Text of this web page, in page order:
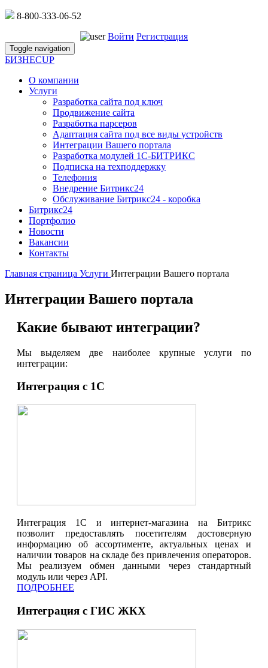
8-800-333-06-52
Войти Регистрация
Toggle navigation
БИЗНЕСUP
О компании
Услуги
Разработка сайта под ключ
Продвижение сайта
Разработка парсеров
Адаптация сайта под все виды устройств
Интеграции Вашего портала
Разработка модулей 1С-БИТРИКС
Подписка на техподдержку
Телефония
Внедрение Битрикс24
Обслуживание Битрикс24 - коробка
Битрикс24
Портфолио
Новости
Вакансии
Контакты
Главная страница Услуги Интеграции Вашего портала
Интеграции Вашего портала
Какие бывают интеграции?
Мы выделяем две наиболее крупные услуги по
интеграции:
Интеграция с 1С
Интеграция 1С и интернет-магазина на Битрикс
позволит предоставлять посетителям достоверную
информацию об ассортименте, актуальных ценах и
наличии товаров на складе без привлечения операторов.
Мы реализуем обмен данными через стандартный
модуль или через API.
ПОДРОБНЕЕ
Интеграция с ГИС ЖКХ